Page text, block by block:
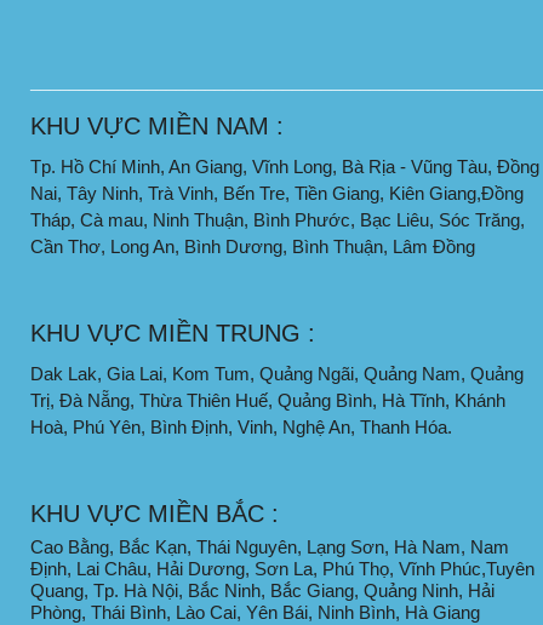
KHU VỰC MIỀN NAM :
Tp. Hồ Chí Minh, An Giang, Vĩnh Long, Bà Rịa - Vũng Tàu, Đồng
Nai, Tây Ninh, Trà Vinh, Bến Tre, Tiền Giang, Kiên Giang,Đồng
Tháp, Cà mau, Ninh Thuận, Bình Phước, Bạc Liêu, Sóc Trăng,
Cần Thơ, Long An, Bình Dương, Bình Thuận, Lâm Đồng
KHU VỰC MIỀN TRUNG :
Dak Lak, Gia Lai, Kom Tum, Quảng Ngãi, Quảng Nam, Quảng
Trị, Đà Nẵng, Thừa Thiên Huế, Quảng Bình, Hà Tĩnh, Khánh
Hoà, Phú Yên, Bình Định, Vinh, Nghệ An, Thanh Hóa.
KHU VỰC MIỀN BẮC :
Cao Bằng, Bắc Kạn, Thái Nguyên, Lạng Sơn, Hà Nam, Nam
Định, Lai Châu, Hải Dương, Sơn La, Phú Thọ, Vĩnh Phúc,Tuyên
Quang, Tp. Hà Nội, Bắc Ninh, Bắc Giang, Quảng Ninh, Hải
Phòng, Thái Bình, Lào Cai, Yên Bái, Ninh Bình, Hà Giang